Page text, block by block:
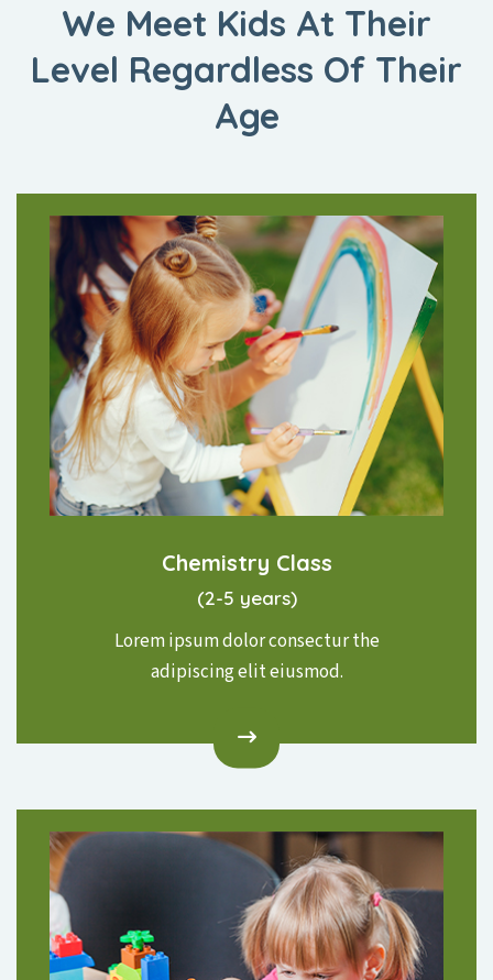
We Meet Kids At Their
Level Regardless Of Their
Age
Chemistry Class
(2-5 years)
Lorem ipsum dolor consectur the
adipiscing elit eiusmod.